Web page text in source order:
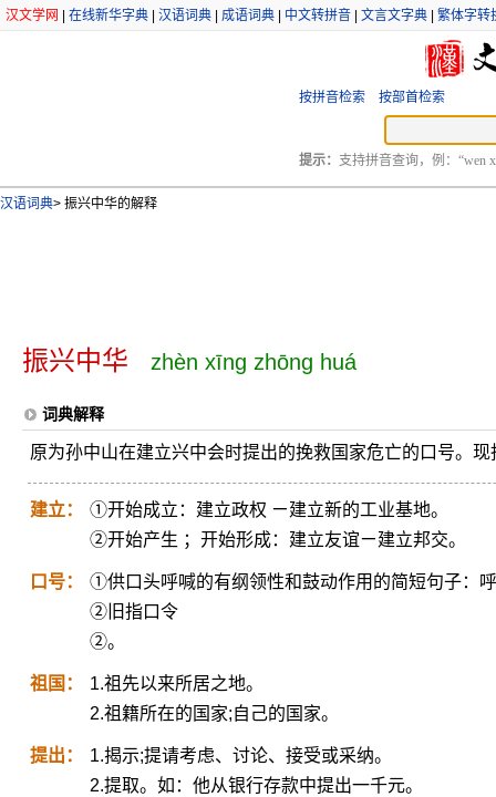
汉文学网 在线新华字典 汉语词典 成语词典 中文转拼音 文言文字典 繁体字转
按拼音检索 按部首检索
提示： 支持拼音查询，例：“wen
汉语词典> 振兴中华的解释
振兴中华 zhèn xīng zhōng huá
词典解释
原为孙中山在建立兴中会时提出的挽救国家危亡的口号。
建立：
①开始成立：建立政权 ㄧ建立新的工业基地。
②开始产生 ；开始形成：建立友谊ㄧ建立邦交。
口号：
①供口头呼喊的有纲领性和鼓动作用的简短句子：
②旧指口令
②。
祖国：
1.祖先以来所居之地。
2.祖籍所在的国家;自己的国家。
提出：
1.揭示;提请考虑、讨论、接受或采纳。
2.提取。如：他从银行存款中提出一千元。